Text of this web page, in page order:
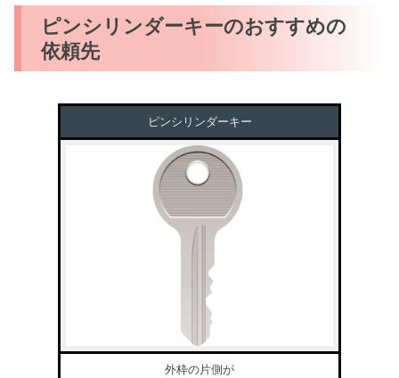
ピンシリンダーキーのおすすめの
依頼先
ピンシリンダーキー
外枠の片側が